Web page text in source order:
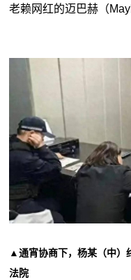
老赖网红的迈巴赫（
▲通宵协商下，杨某（中）
法院